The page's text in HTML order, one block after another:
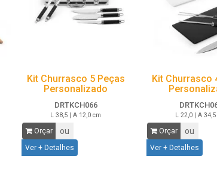
Kit Churrasco 5 Peças
Personalizado
DRTKCH066
L 38,5 | A 12,0 cm
Orçar ou
Ver + Detalhes
Kit Churrasco
L 22,0 | A 34,5
Orçar ou
Ver + Detalhes